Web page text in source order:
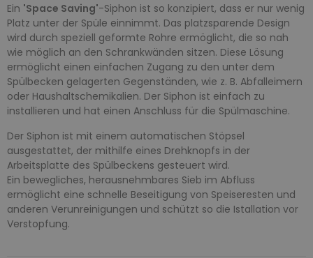
Ein 'Space Saving'-Siphon ist so konzipiert, dass er nur wenig
Platz unter der Spüle einnimmt. Das platzsparende Design
wird durch speziell geformte Rohre ermöglicht, die so nah
wie möglich an den Schrankwänden sitzen. Diese Lösung
ermöglicht einen einfachen Zugang zu den unter dem
Spülbecken gelagerten Gegenständen, wie z. B. Abfalleimern
oder Haushaltschemikalien. Der Siphon ist einfach zu
installieren und hat einen Anschluss für die Spülmaschine.
Der Siphon ist mit einem automatischen Stöpsel
ausgestattet, der mithilfe eines Drehknopfs in der
Arbeitsplatte des Spülbeckens gesteuert wird.
Ein bewegliches, herausnehmbares Sieb im Abfluss
ermöglicht eine schnelle Beseitigung von Speiseresten und
anderen Verunreinigungen und schützt so die Istallation vor
Verstopfung.